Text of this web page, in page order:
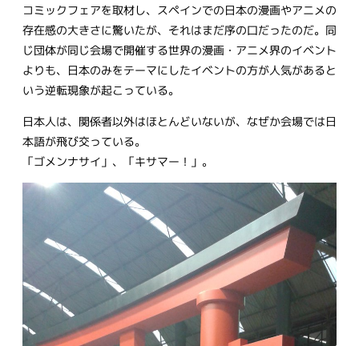
コミックフェアを取材し、スペインでの日本の漫画やアニメの
存在感の大きさに驚いたが、それはまだ序の口だったのだ。同
じ団体が同じ会場で開催する世界の漫画・アニメ界のイベント
よりも、日本のみをテーマにしたイベントの方が人気があると
いう逆転現象が起こっている。
日本人は、関係者以外はほとんどいないが、なぜか会場では日
本語が飛び交っている。
「ゴメンナサイ」、「キサマー！」。